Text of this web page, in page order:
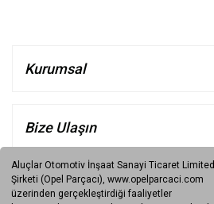
Aluçlar Otomotiv İnşaat Sanayi Ticaret Limited
Şirketi (Opel Parçacı), www.opelparcaci.com
üzerinden gerçekleştirdiği faaliyetler
Kurumsal
Bize Ulaşın
Müşteri Hizmetleri